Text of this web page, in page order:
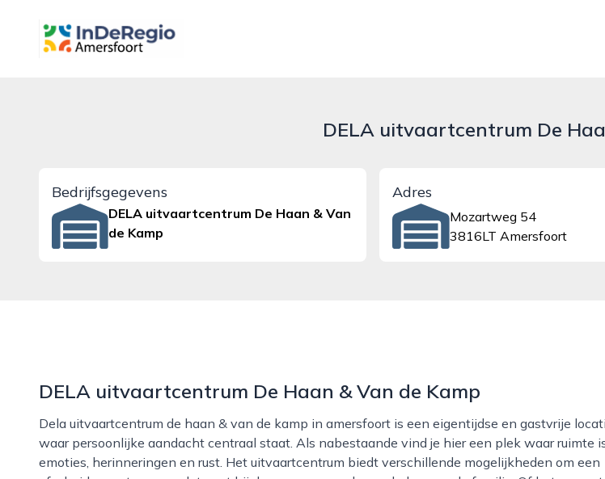
inderegioamersfoort.nl
DELA uitvaartcentrum De
Bedrijfsgegevens
DELA uitvaartcentrum De Haan & Van
de Kamp
Adres
Mozartweg 54
3816LT Amersfoort
DELA uitvaartcentrum De Haan & Van de Kamp
Dela uitvaartcentrum de haan & van de kamp in amersfoort is een eigentijdse en gastvrije locatie
waar persoonlijke aandacht centraal staat. Als nabestaande vind je hier een plek waar ruimte
emoties, herinneringen en rust. Het uitvaartcentrum biedt verschillende mogelijkheden om een